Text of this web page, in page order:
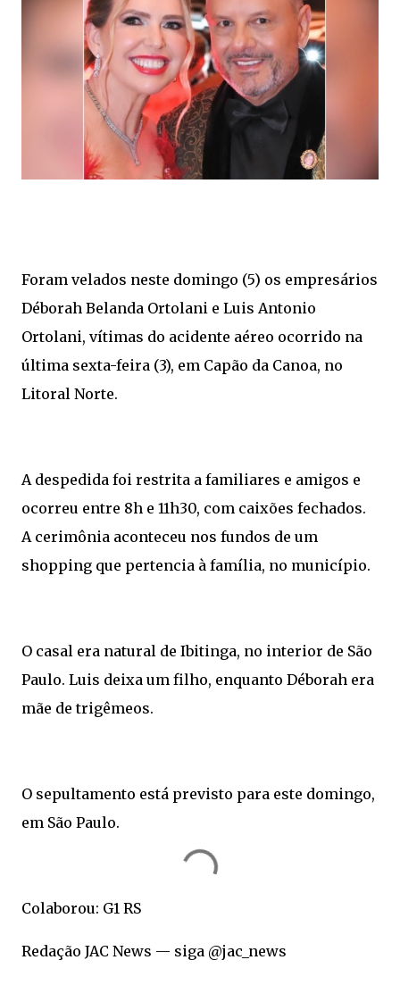
Foram velados neste domingo (5) os empresários
Déborah Belanda Ortolani e Luis Antonio
Ortolani, vítimas do acidente aéreo ocorrido na
última sexta-feira (3), em Capão da Canoa, no
Litoral Norte.
A despedida foi restrita a familiares e amigos e
ocorreu entre 8h e 11h30, com caixões fechados.
A cerimônia aconteceu nos fundos de um
shopping que pertencia à família, no município.
O casal era natural de Ibitinga, no interior de São
Paulo. Luis deixa um filho, enquanto Déborah era
mãe de trigêmeos.
O sepultamento está previsto para este domingo,
em São Paulo.
Colaborou: G1 RS
Redação JAC News — siga @jac_news